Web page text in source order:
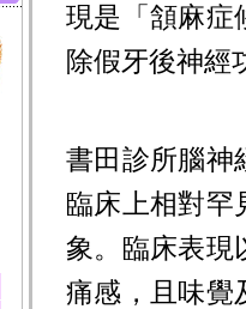
現是「頷麻症
除假牙後神經
書田診所腦神
臨床上相對罕
象。臨床表現
痛感，且味覺